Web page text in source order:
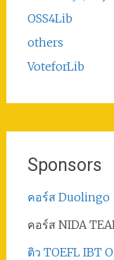
OSS4Lib
others
VoteforLib
Sponsors
คอร์ส Duolingo
คอร์ส NIDA
ติว TOEFL IBT